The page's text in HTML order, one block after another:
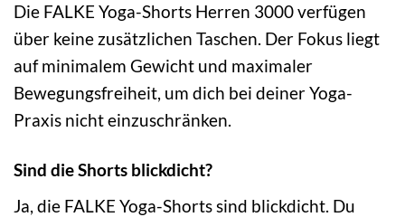
Die FALKE Yoga-Shorts Herren 3000 verfügen
über keine zusätzlichen Taschen. Der Fokus liegt
auf minimalem Gewicht und maximaler
Bewegungsfreiheit, um dich bei deiner Yoga-
Praxis nicht einzuschränken.
Sind die Shorts blickdicht?
Ja, die FALKE Yoga-Shorts sind blickdicht. Du